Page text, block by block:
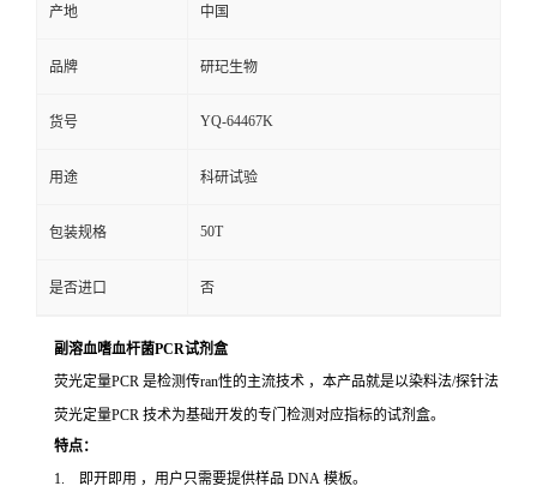
产地 中国
品牌 研玘生物
货号 YQ-64467K
用途 科研试验
包装规格 50T
是否进口 否
副溶血嗜血杆菌PCR试剂盒
荧光定量PCR 是检测传ran性的主流技术 ，本产品就是以染料法/探针法
荧光定量PCR 技术为基础开发的专门检测对应指标的试剂盒。
特点：
1. 即开即用 ，用户只需要提供样品 DNA 模板。